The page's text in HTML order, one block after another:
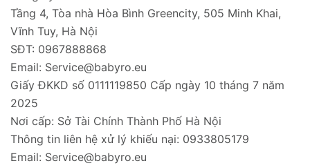
Tầng 4, Tòa nhà Hòa Bình Greencity, 505 Minh Khai,
Vĩnh Tuy, Hà Nội
SĐT: 0967888868
Email: Service@babyro.eu
Giấy ĐKKD số 0111119850 Cấp ngày 10 tháng 7 năm
2025
Nơi cấp: Sở Tài Chính Thành Phố Hà Nội
Thông tin liên hệ xử lý khiếu nại: 0933805179
Email: Service@babyro.eu